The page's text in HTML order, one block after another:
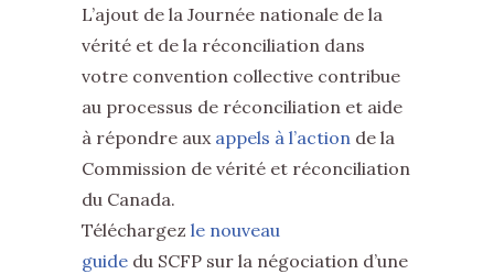
L’ajout de la Journée nationale de la
vérité et de la réconciliation dans
votre convention collective contribue
au processus de réconciliation et aide
à répondre aux appels à l’action de la
Commission de vérité et réconciliation
du Canada.
Téléchargez le nouveau
guide du SCFP sur la négociation d’une